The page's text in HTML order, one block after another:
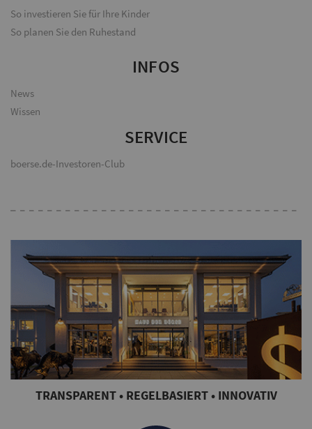
So investieren Sie für Ihre Kinder
So planen Sie den Ruhestand
INFOS
News
Wissen
SERVICE
boerse.de-Investoren-Club
TRANSPARENT • REGELBASIERT • INNOVATIV